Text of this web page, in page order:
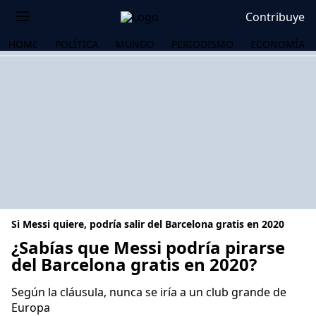
Contribuye
HOME POLÍTICA MUNDO PERIODISMO ECONOMÍA
Si Messi quiere, podría salir del Barcelona gratis en 2020
¿Sabías que Messi podría pirarse
del Barcelona gratis en 2020?
Según la cláusula, nunca se iría a un club grande de
Europa